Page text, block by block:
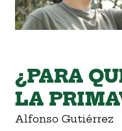
¿PARA
LA
Alfonso Gutiérrez